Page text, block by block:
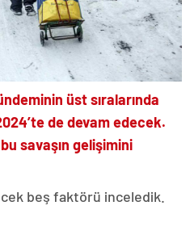
üst sıralarında
de devam edecek.
savaşın gelişimini
beş faktörü inceledik.